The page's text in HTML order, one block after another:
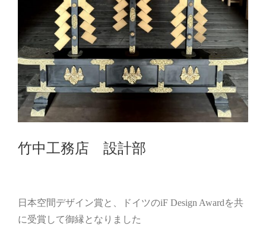
竹中工務店 設計部
日本空間デザイン賞と、ドイツのiF Design Awardを共
に受賞して御縁となりました